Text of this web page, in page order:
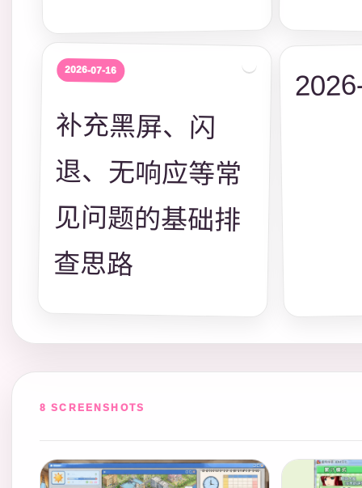
2026-07-16
补充黑屏、闪
退、无响应等常
见问题的基础排
查思路
8 SCREENSHOTS